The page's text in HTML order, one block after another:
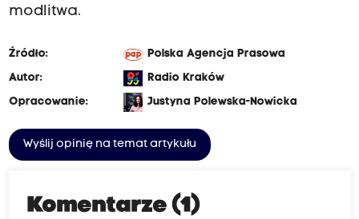
modlitwa.
Źródło:
Polska Agencja Prasowa
Autor:
Radio Kraków
Opracowanie:
Justyna Polewska-Nowicka
Wyślij opinię na temat artykułu
Komentarze (1)